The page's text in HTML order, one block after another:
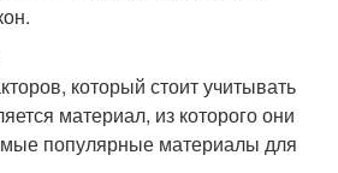
который стоит учитывать
материал, из которого они
популярные материалы для